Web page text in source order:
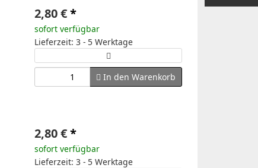
2,80 €*
sofort verfügbar
Lieferzeit: 3 - 5 Werktage
In den Warenkorb
2,80 €*
sofort verfügbar
Lieferzeit: 3 - 5 Werktage